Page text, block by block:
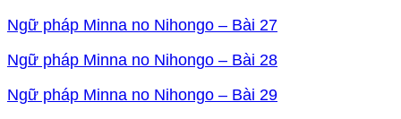
Ngữ pháp Minna no Nihongo – Bài 27
Ngữ pháp Minna no Nihongo – Bài 28
Ngữ pháp Minna no Nihongo – Bài 29